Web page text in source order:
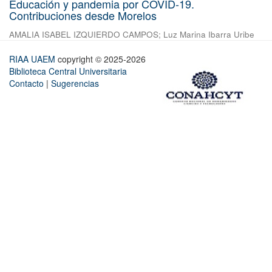
Educación y pandemia por COVID-19.
Contribuciones desde Morelos
AMALIA ISABEL IZQUIERDO CAMPOS; Luz Marina Ibarra Uribe
RIAA UAEM copyright © 2025-2026
Biblioteca Central Universitaria
Contacto | Sugerencias